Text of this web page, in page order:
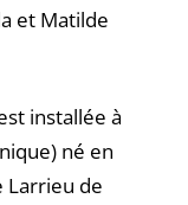
et Matilde
installée à
né en
Larrieu de